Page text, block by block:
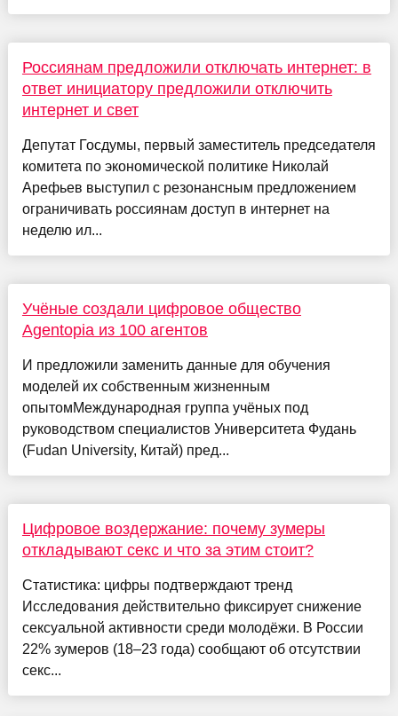
Россиянам предложили отключать интернет: в
ответ инициатору предложили отключить
интернет и свет
Депутат Госдумы, первый заместитель председателя
комитета по экономической политике Николай
Арефьев выступил с резонансным предложением
ограничивать россиянам доступ в интернет на
неделю ил...
Учёные создали цифровое общество
Agentopia из 100 агентов
И предложили заменить данные для обучения
моделей их собственным жизненным
опытомМеждународная группа учёных под
руководством специалистов Университета Фудань
(Fudan University, Китай) пред...
Цифровое воздержание: почему зумеры
откладывают секс и что за этим стоит?
Статистика: цифры подтверждают тренд
Исследования действительно фиксирует снижение
сексуальной активности среди молодёжи. В России
22% зумеров (18–23 года) сообщают об отсутствии
секс...